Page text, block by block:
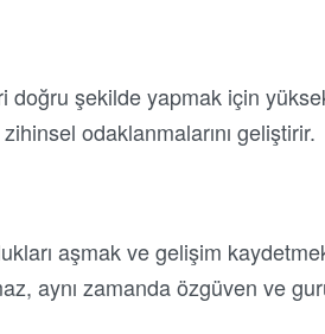
doğru şekilde yapmak için
odaklanmalarını geliştirir.
aşmak ve gelişim
aynı zamanda özgüven ve